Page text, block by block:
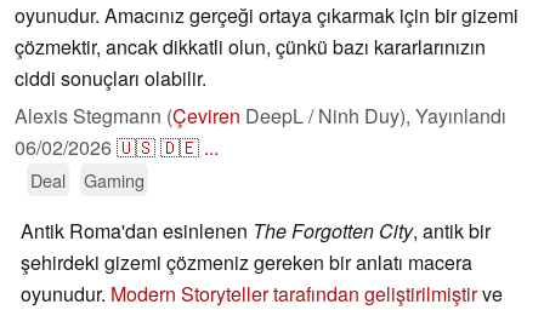
oyunudur. Amacınız gerçeği ortaya çıkarmak için bir gizemi
çözmektir, ancak dikkatli olun, çünkü bazı kararlarınızın
ciddi sonuçları olabilir.
Alexis Stegmann (Çeviren DeepL / Ninh Duy), Yayınlandı
06/02/2026🇺🇸🇩🇪 ...
Deal Gaming
Antik Roma'dan esinlenen The Forgotten City, antik bir
şehirdeki gizemi çözmeniz gereken bir anlatı macera
oyunudur. Modern Storyteller tarafından geliştirilmiştirve